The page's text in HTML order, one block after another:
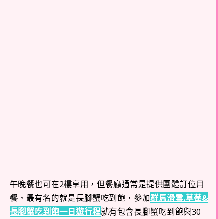
午晚餐也可在2樓享用，但餐廳通常是提供團體訂位用
餐，最有名的就是長腳蟹吃到飽，參加群馬滑雪.草莓&
長腳蟹吃到飽一日遊行程就有包含長腳蟹吃到飽與30